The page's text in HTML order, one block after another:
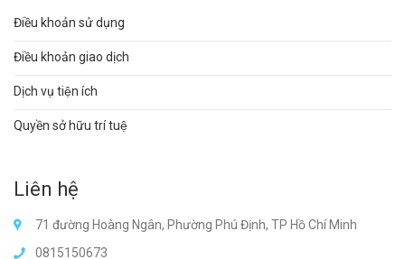
Điều khoản sử dụng
Điều khoản giao dịch
Dịch vụ tiện ích
Quyền sở hữu trí tuệ
Liên hệ
71 đường Hoàng Ngân, Phường Phú Định, TP Hồ Chí Minh
0815150673